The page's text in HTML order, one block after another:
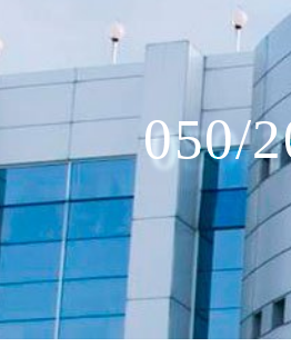
050/